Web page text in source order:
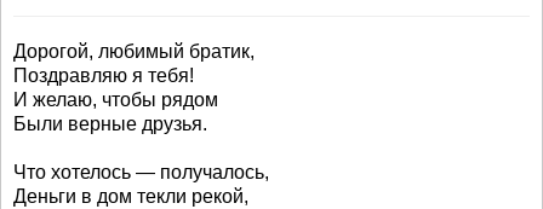
Дорогой, любимый братик,
Поздравляю я тебя!
И желаю, чтобы рядом
Были верные друзья.
Что хотелось — получалось,
Деньги в дом текли рекой,